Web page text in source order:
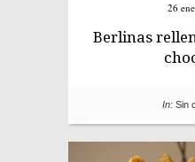
26
Berlinas
In: Sin